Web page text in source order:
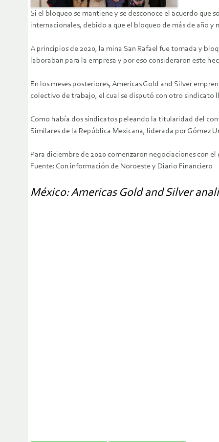
Si el bloqueo se mantiene y se desconoce el acuerdo
internacionales, debido a que el bloqueo de más de año y
A principios de 2020, la mina San Rafael fue tomada y
laboraban para la empresa y por eso consideraron este
En los meses posteriores, Americas Gold and Silver
colectivo de trabajo, el cual se disputó con otro sindicato
Como había dos sindicatos peleando la titularidad del
Similares de la República Mexicana, liderada por Gómez
Para diciembre de 2020 comenzaron negociaciones con
Fuente: Con información de Noroeste y Diario Financiero
México: Americas Gold and Silver